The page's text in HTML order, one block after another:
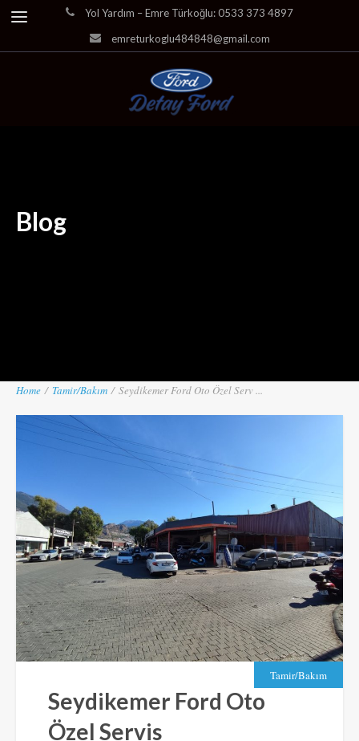
Yol Yardım – Emre Türkoğlu: 0533 373 4897
emreturkoglu484848@gmail.com
Blog
Home / Tamir/Bakım / Seydikemer Ford Oto Özel Serv ...
Tamir/Bakım
Seydikemer Ford Oto
Özel Servis